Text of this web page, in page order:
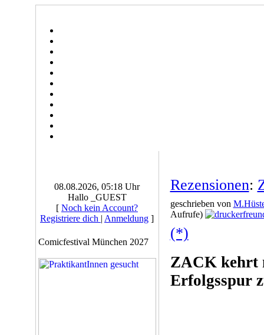
08.08.2026, 05:18 Uhr
Hallo _GUEST
[ Noch kein Account?
Registriere dich | Anmeldung ]
Comicfestival München 2027
Rezensionen:
geschrieben von
Aufrufe)
(*)
ZACK kehrt
Erfolgsspur